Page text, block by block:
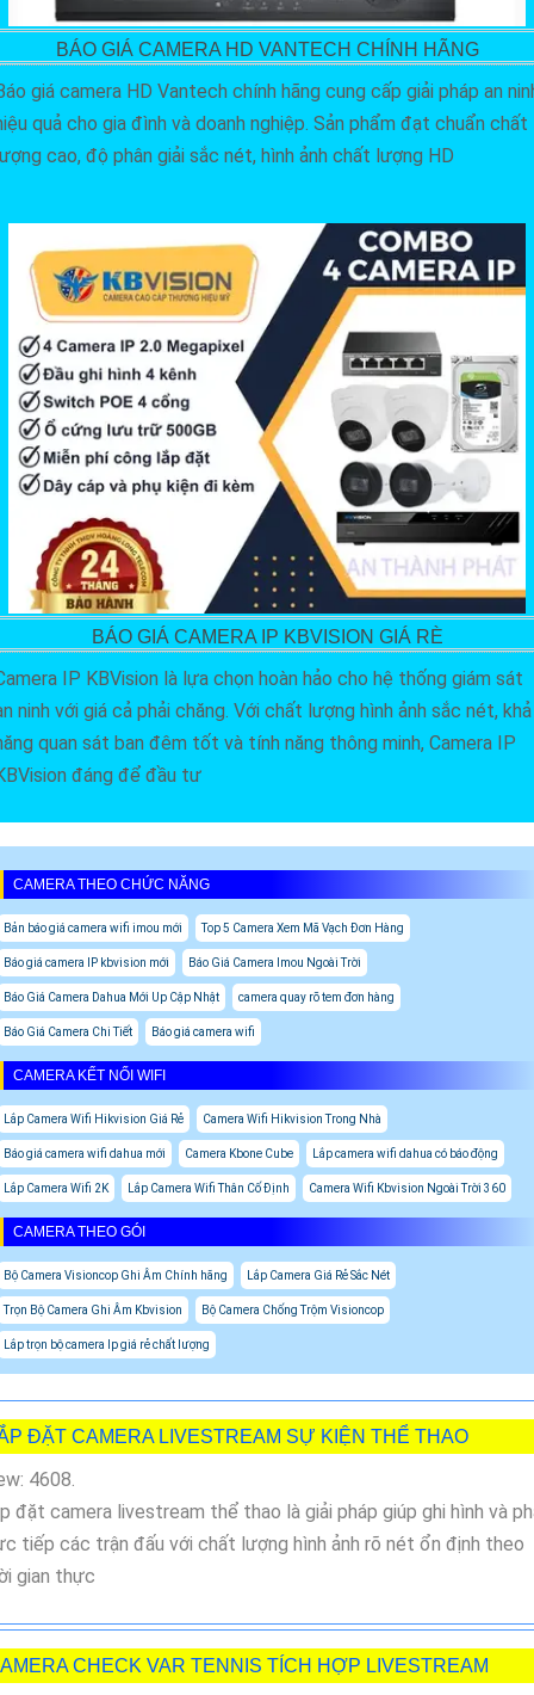
BÁO GIÁ CAMERA HD VANTECH CHÍNH HÃNG
giá camera HD Vantech chính hãng cung cấp giải pháp an
quả cho gia đình và doanh nghiệp. Sản phẩm đạt chuẩn chất
cao, độ phân giải sắc nét, hình ảnh chất lượng HD
BÁO GIÁ CAMERA IP KBVISION GIÁ RÈ
IP KBVision là lựa chọn hoàn hảo cho hệ thống giám sát
ninh với giá cả phải chăng. Với chất lượng hình ảnh sắc nét, khả
quan sát ban đêm tốt và tính năng thông minh, Camera IP
đáng để đầu tư
CAMERA THEO CHỨC NĂNG
Bản báo giá camera wifi imou mới Top 5 Camera Xem Mã Vạch Đơn Hàng
Báo giá camera IP kbvision mới Báo Giá Camera Imou Ngoài Trời
Báo Giá Camera Dahua Mới Up Cập Nhật camera quay rõ tem đơn hàng
Báo Giá Camera Chi Tiết Báo giá camera wifi
CAMERA KẾT NỐI WIFI
Lắp Camera Wifi Hikvision Giá Rẻ Camera Wifi Hikvision Trong Nhà
Báo giá camera wifi dahua mới Camera Kbone Cube Lắp camera wifi dahua có báo động
Lắp Camera Wifi 2K Lắp Camera Wifi Thân Cố Định Camera Wifi Kbvision Ngoài Trời 360
CAMERA THEO GÓI
Bộ Camera Visioncop Ghi Âm Chính hãng Lắp Camera Giá Rẻ Sắc Nét
Trọn Bộ Camera Ghi Âm Kbvision Bộ Camera Chống Trộm Visioncop
Lắp trọn bộ camera Ip giá rẻ chất lượng
ĐẶT CAMERA LIVESTREAM SỰ KIỆN THỂ THAO
4608.
đặt camera livestream thể thao là giải pháp giúp ghi hình và
tiếp các trận đấu với chất lượng hình ảnh rõ nét ổn định theo
gian thực
CHECK VAR TENNIS TÍCH HỢP LIVESTREAM